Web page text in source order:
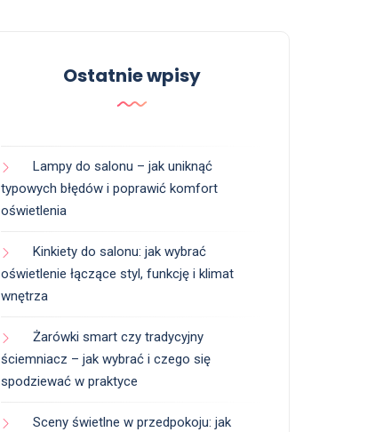
Ostatnie wpisy
Lampy do salonu – jak uniknąć
typowych błędów i poprawić komfort
oświetlenia
Kinkiety do salonu: jak wybrać
oświetlenie łączące styl, funkcję i klimat
wnętrza
Żarówki smart czy tradycyjny
ściemniacz – jak wybrać i czego się
spodziewać w praktyce
Sceny świetlne w przedpokoju: jak